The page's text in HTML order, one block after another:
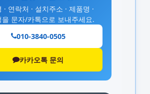
· 연락처 · 설치주소 · 제품명 ·
을 문자/카톡으로 보내주세요.
010-3840-0505
카카오톡 문의